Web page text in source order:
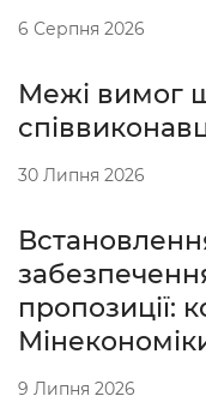
6 Серпня 2026
Межі вимог
30 Липня 2026
пропозиції:
9 Липня 2026